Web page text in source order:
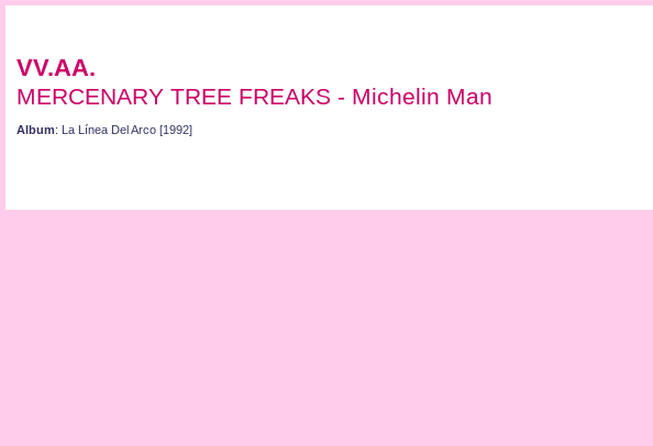
VV.AA.
MERCENARY TREE FREAKS - Michelin Man
Album: La Línea Del Arco [1992]